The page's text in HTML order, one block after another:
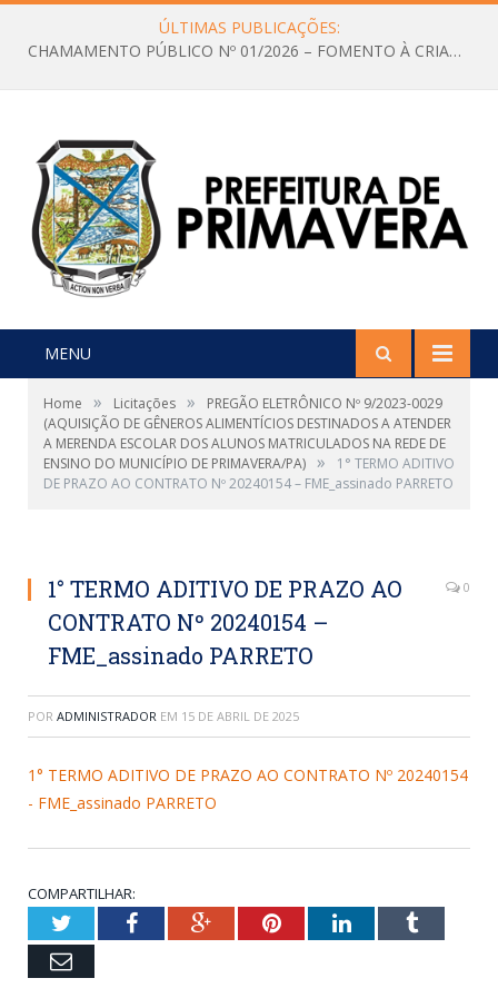
ÚLTIMAS PUBLICAÇÕES:
CHAMAMENTO PÚBLICO Nº 01/2026 – FOMENTO À CRIAÇÃO E A CIRCULAÇÃO DE PRODUÇÕES CULTURAIS – Aldir Blanc
MENU
Home » Licitações »
PREGÃO ELETRÔNICO Nº 9/2023-0029
(AQUISIÇÃO DE GÊNEROS ALIMENTÍCIOS DESTINADOS A ATENDER
A MERENDA ESCOLAR DOS ALUNOS MATRICULADOS NA REDE DE
ENSINO DO MUNICÍPIO DE PRIMAVERA/PA) »
1° TERMO ADITIVO
DE PRAZO AO CONTRATO Nº 20240154 – FME_assinado PARRETO
1° TERMO ADITIVO DE PRAZO AO
CONTRATO Nº 20240154 –
FME_assinado PARRETO
0
POR ADMINISTRADOR EM 15 DE ABRIL DE 2025
1° TERMO ADITIVO DE PRAZO AO CONTRATO Nº 20240154
- FME_assinado PARRETO
COMPARTILHAR:
TwitterFacebookGoogle+PinterestLinkedInTumblr
Email